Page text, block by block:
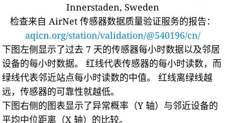
Innerstaden, Sweden
检查来自 AirNet 传感器数据质量验证服务的报告：
aqicn.org/station/validation/@540196/cn/
下图左侧显示了过去 7 天的传感器每小时数据以及邻居
设备的每小时数据。
红线代表传感器的每小时读数，而
绿线代表邻近站点每小时读数的中值。
红线离绿线越
远，传感器的可靠性就越低。
下图右侧的图表显示了异常概率（Y 轴）与邻近设备的
平均中位距离（X 轴）的比较。